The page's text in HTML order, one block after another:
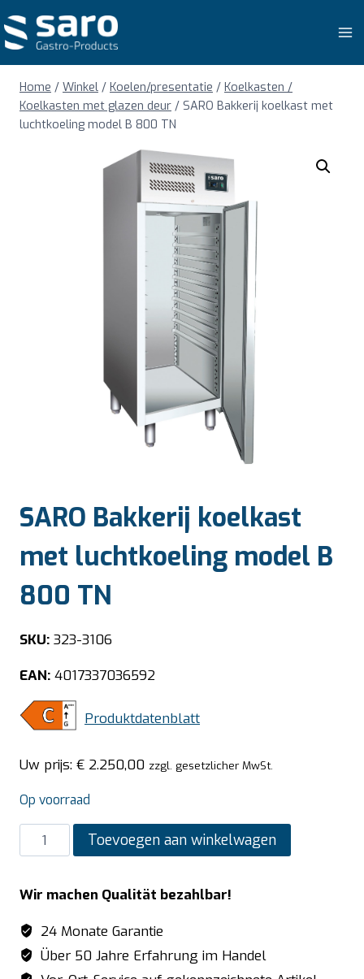
naar
inhoud
Home / Winkel / Koelen/presentatie / Koelkasten /
Koelkasten met glazen deur / SARO Bakkerij koelkast met
luchtkoeling model B 800 TN
SARO Bakkerij koelkast
met luchtkoeling model B
800 TN
SKU: 323-3106
EAN: 4017337036592
Produktdatenblatt
Uw prijs: € 2.250,00 zzgl. gesetzlicher MwSt.
Op voorraad
SARO
Bakkerij
met
luchtkoeling
model
B
Toevoegen aan winkelwagen
Wir machen Qualität bezahlbar!
24 Monate Garantie
Über 50 Jahre Erfahrung im Handel